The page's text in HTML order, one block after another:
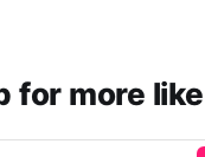
for more